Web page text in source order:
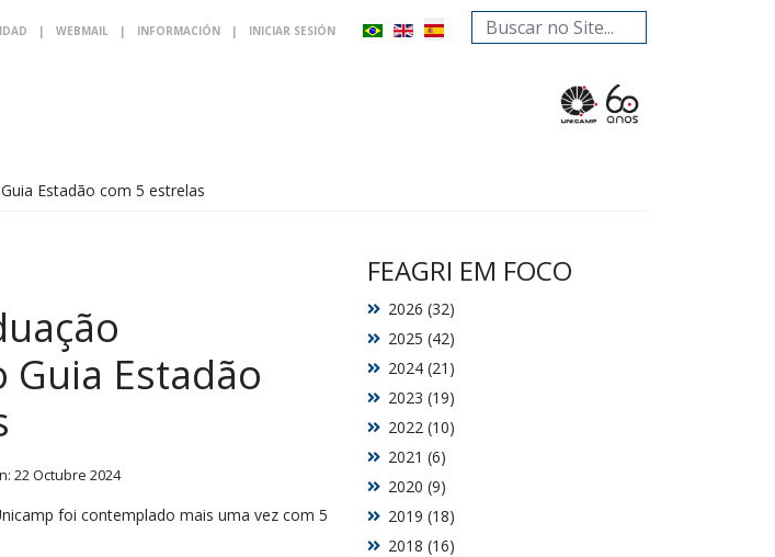
| WEBMAIL | INFORMACIÓN | INICIAR SESIÓN Buscar...
Estadão com 5 estrelas
Estadão
22 Octubre 2024
foi contemplado mais uma vez com 5
FEAGRI EM FOCO
2018 (16)
2019 (18)
2020 (9)
2021 (6)
2022 (10)
2023 (19)
2024 (21)
2025 (42)
2026 (32)